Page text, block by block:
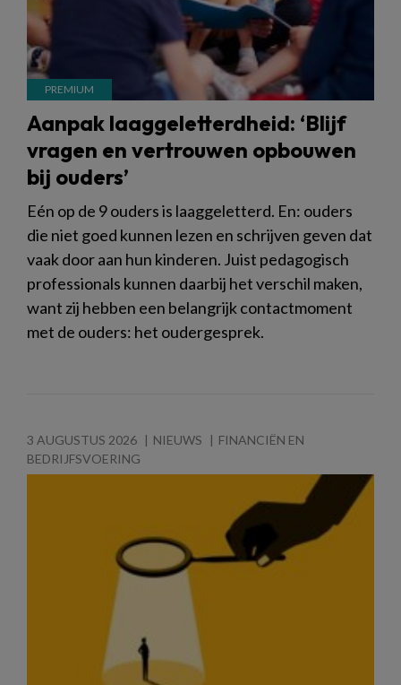
Aanpak laaggeletterdheid: ‘Blijf
vragen en vertrouwen opbouwen
bij ouders’
Eén op de 9 ouders is laaggeletterd. En: ouders
die niet goed kunnen lezen en schrijven geven dat
vaak door aan hun kinderen. Juist pedagogisch
professionals kunnen daarbij het verschil maken,
want zij hebben een belangrijk contactmoment
met de ouders: het oudergesprek.
3 AUGUSTUS 2026 NIEUWS
FINANCIËN EN
BEDRIJFSVOERING